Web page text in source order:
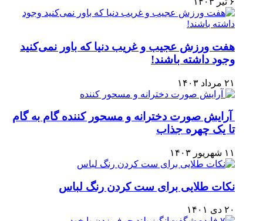
هفت ورزش عجیب و غریب دنیا که باور نمی‌کنید
وجود داشته باشند!
۲۱ مرداد ۱۴۰۳
آرایش صورت دخترانه و مسحور کننده گام به گام
تا یک چهره جذاب
۱۱ شهریور ۱۴۰۳
نکات طلایی برای ست کردن رنگ لباس
۲۰ دی ۱۴۰۱